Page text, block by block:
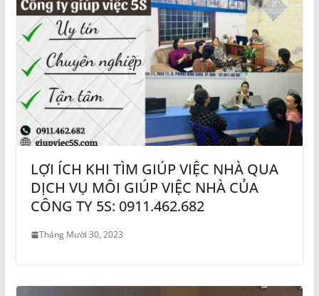
LỢI ÍCH KHI TÌM GIÚP VIỆC NHÀ QUA
DỊCH VỤ MÔI GIÚP VIỆC NHÀ CỦA
CÔNG TY 5S: 0911.462.682
Tháng Mười 30, 2023